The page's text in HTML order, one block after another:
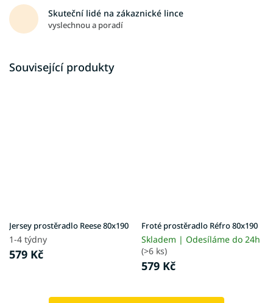
Skuteční lidé na zákaznické lince
vyslechnou a poradí
Související produkty
Jersey prostěradlo Reese 80x190
1-4 týdny
579 Kč
Froté prostěradlo Réfro 80x190
Skladem | Odesíláme do 24h
(>6 ks)
579 Kč